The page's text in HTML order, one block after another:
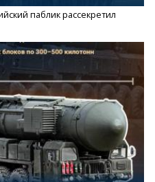
паблик рассекретил